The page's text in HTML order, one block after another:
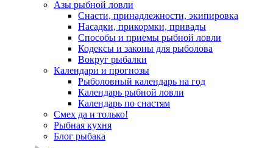
Азы рыбной ловли
Снасти, принадлежности, экипировка
Насадки, прикормки, привады
Способы и приемы рыбной ловли
Кодексы и законы для рыболова
Вокруг рыбалки
Календари и прогнозы
Рыболовный календарь на год
Календарь рыбной ловли
Календарь по снастям
Смех да и только!
Рыбная кухня
Блог рыбака